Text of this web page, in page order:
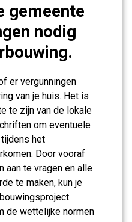
gemeente
nodig
er vergunningen
van je huis. Het is
te zijn van de lokale
om eventuele
het
Door vooraf
aan te vragen en alle
te maken, kun je
de wettelijke normen